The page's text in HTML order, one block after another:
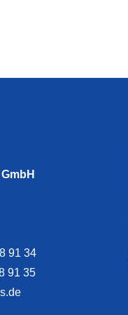
91 34
91 35